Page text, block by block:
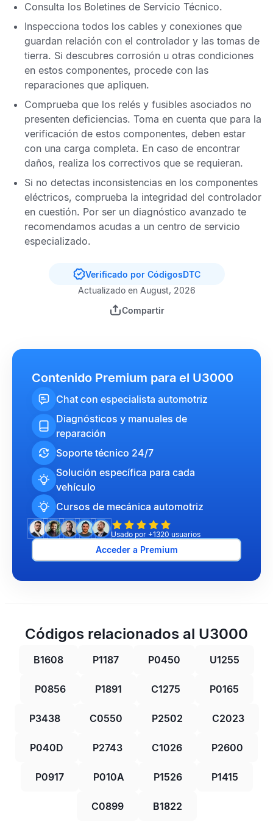
Consulta los Boletines de Servicio Técnico.
Inspecciona todos los cables y conexiones que
guardan relación con el controlador y las tomas de
tierra. Si descubres corrosión u otras condiciones
en estos componentes, procede con las
reparaciones que apliquen.
Comprueba que los relés y fusibles asociados no
presenten deficiencias. Toma en cuenta que para la
verificación de estos componentes, deben estar
con una carga completa. En caso de encontrar
daños, realiza los correctivos que se requieran.
Si no detectas inconsistencias en los componentes
eléctricos, comprueba la integridad del controlador
en cuestión. Por ser un diagnóstico avanzado te
recomendamos acudas a un centro de servicio
especializado.
Verificado por CódigosDTC
Actualizado en August, 2026
Compartir
Contenido Premium para el U3000
Chat con especialista automotriz
Diagnósticos y manuales de
reparación
Soporte técnico 24/7
Solución específica para cada
vehículo
Cursos de mecánica automotriz
Usado por +1320 usuarios
Acceder a Premium
Códigos relacionados al U3000
B1608 P1187 P0450 U1255
P0856 P1891 C1275 P0165
P3438 C0550 P2502 C2023
P040D P2743 C1026 P2600
P0917 P010A P1526 P1415
C0899 B1822